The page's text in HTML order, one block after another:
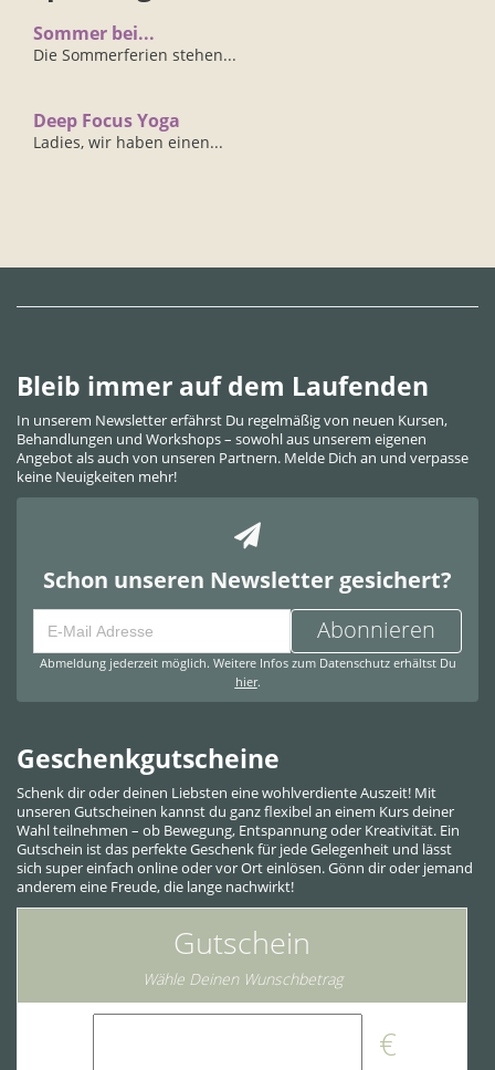
Sommer bei...
Die Sommerferien stehen...
Deep Focus Yoga
Ladies, wir haben einen...
Bleib immer auf dem Laufenden
In unserem Newsletter erfährst Du regelmäßig von neuen Kursen,
Behandlungen und Workshops – sowohl aus unserem eigenen
Angebot als auch von unseren Partnern. Melde Dich an und verpasse
keine Neuigkeiten mehr!
Schon unseren Newsletter gesichert?
Abonnieren
Abmeldung jederzeit möglich. Weitere Infos zum Datenschutz erhältst Du
hier.
Geschenkgutscheine
Schenk dir oder deinen Liebsten eine wohlverdiente Auszeit! Mit
unseren Gutscheinen kannst du ganz flexibel an einem Kurs deiner
Wahl teilnehmen – ob Bewegung, Entspannung oder Kreativität. Ein
Gutschein ist das perfekte Geschenk für jede Gelegenheit und lässt
sich super einfach online oder vor Ort einlösen. Gönn dir oder jemand
anderem eine Freude, die lange nachwirkt!
Gutschein
Wähle Deinen Wunschbetrag
€